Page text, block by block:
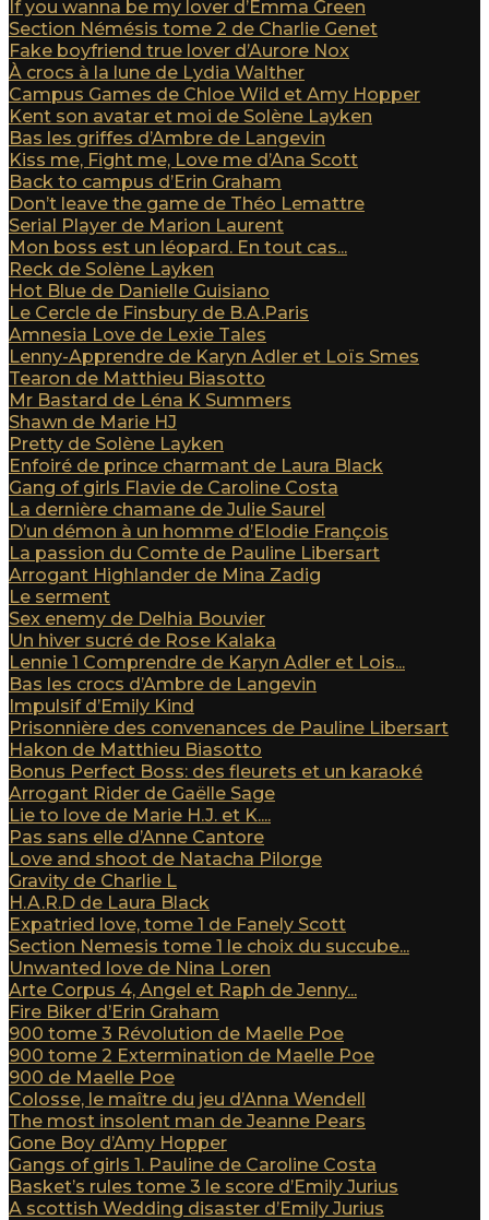
If you wanna be my lover d’Emma Green
Section Némésis tome 2 de Charlie Genet
Fake boyfriend true lover d’Aurore Nox
À crocs à la lune de Lydia Walther
Campus Games de Chloe Wild et Amy Hopper
Kent son avatar et moi de Solène Layken
Bas les griffes d’Ambre de Langevin
Kiss me, Fight me, Love me d’Ana Scott
Back to campus d’Erin Graham
Don’t leave the game de Théo Lemattre
Serial Player de Marion Laurent
Mon boss est un léopard. En tout cas...
Reck de Solène Layken
Hot Blue de Danielle Guisiano
Le Cercle de Finsbury de B.A.Paris
Amnesia Love de Lexie Tales
Lenny-Apprendre de Karyn Adler et Loïs Smes
Tearon de Matthieu Biasotto
Mr Bastard de Léna K Summers
Shawn de Marie HJ
Pretty de Solène Layken
Enfoiré de prince charmant de Laura Black
Gang of girls Flavie de Caroline Costa
La dernière chamane de Julie Saurel
D’un démon à un homme d’Elodie François
La passion du Comte de Pauline Libersart
Arrogant Highlander de Mina Zadig
Le serment
Sex enemy de Delhia Bouvier
Un hiver sucré de Rose Kalaka
Lennie 1 Comprendre de Karyn Adler et Lois...
Bas les crocs d’Ambre de Langevin
Impulsif d’Emily Kind
Prisonnière des convenances de Pauline Libersart
Hakon de Matthieu Biasotto
Bonus Perfect Boss: des fleurets et un karaoké
Arrogant Rider de Gaëlle Sage
Lie to love de Marie H.J. et K....
Pas sans elle d’Anne Cantore
Love and shoot de Natacha Pilorge
Gravity de Charlie L
H.A.R.D de Laura Black
Expatried love, tome 1 de Fanely Scott
Section Nemesis tome 1 le choix du succube...
Unwanted love de Nina Loren
Arte Corpus 4, Angel et Raph de Jenny...
Fire Biker d’Erin Graham
900 tome 3 Révolution de Maelle Poe
900 tome 2 Extermination de Maelle Poe
900 de Maelle Poe
Colosse, le maître du jeu d’Anna Wendell
The most insolent man de Jeanne Pears
Gone Boy d’Amy Hopper
Gangs of girls 1. Pauline de Caroline Costa
Basket’s rules tome 3 le score d’Emily Jurius
A scottish Wedding disaster d’Emily Jurius